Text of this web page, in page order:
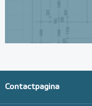
Contactpagina